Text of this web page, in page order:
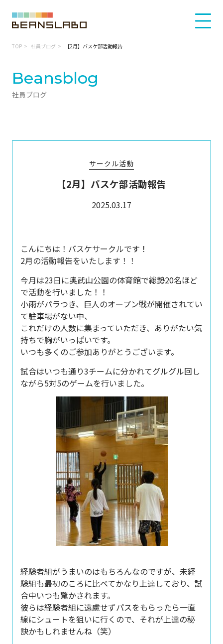
TOP 社員ブログ 【2月】バスケ部活動報告
Beansblog
社員ブログ
サークル活動
【2月】バスケ部活動報告
2025.03.17
こんにちは！バスケサークルです！
2月の活動報告をいたします！！
今月は23日に奥武山公園の体育館で総勢20名ほど
で活動を行いました！！
小雨がパラつき、巨人のオープン戦が開催されてい
て駐車場がない中、
これだけの人数に集まっていただき、ありがたい気
持ちで胸がいっぱいです。
いつも多くのご参加ありがとうございます。
試合はいつも通り3チームに分かれてグルグル回し
ながら5対5のゲームを行いました。
経験者組がうまいのはもちろんなのですが、未経
験組も最初のころに比べてかなり上達しており、試
合中いつも驚かされます。
彼らは経験者組に遠慮せずパスをもらったら一直
線にシュートを狙いに行くので、それが上達の秘
訣かもしれませんね（笑）